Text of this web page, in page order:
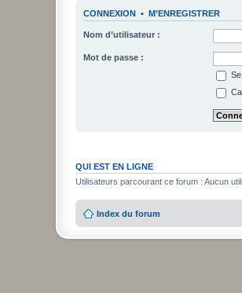
CONNEXION • M’ENREGISTRER
Nom d’utilisateur :
Mot de passe :
QUI EST EN LIGNE
Utilisateurs parcourant ce forum : Aucun
Index du forum